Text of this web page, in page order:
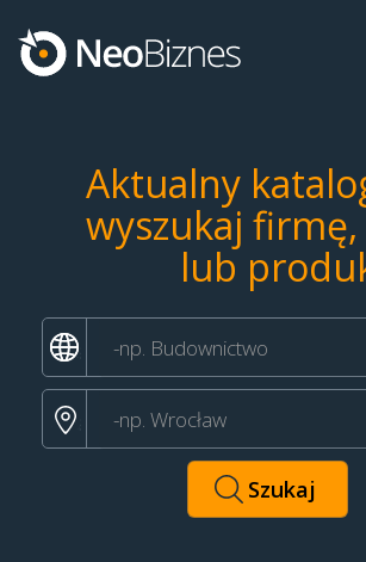
Aktualny
wyszukaj firmę,
lub